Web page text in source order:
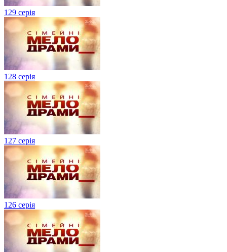
129 серія
128 серія
127 серія
126 серія